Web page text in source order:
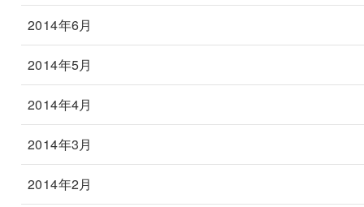
2014年6月
2014年5月
2014年4月
2014年3月
2014年2月